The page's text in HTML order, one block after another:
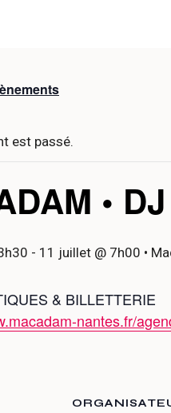
est passé.
•
- 11 juillet @ 7h00 •
& BILLETTERIE
nantes.fr/